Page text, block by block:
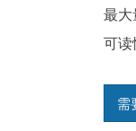
最
可
需